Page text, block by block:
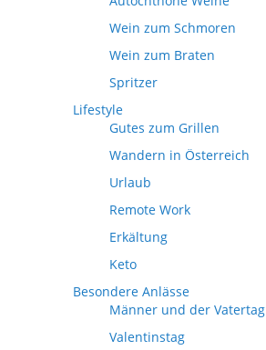
Wein zum Schmoren
Wein zum Braten
Spritzer
Lifestyle
Gutes zum Grillen
Wandern in Österreich
Urlaub
Remote Work
Erkältung
Keto
Besondere Anlässe
Männer und der Vatertag
Valentinstag